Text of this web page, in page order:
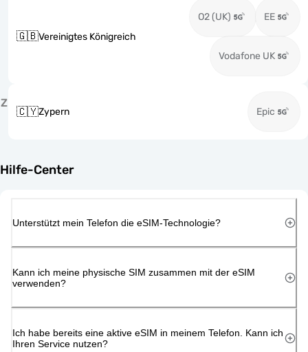
🇬🇧Vereinigtes Königreich
O2 (UK) EE
Vodafone UK
Z
🇨🇾Zypern Epic
Hilfe-Center
Unterstützt mein Telefon die eSIM-Technologie?
Kann ich meine physische SIM zusammen mit der eSIM
verwenden?
Ich habe bereits eine aktive eSIM in meinem Telefon. Kann ich
Ihren Service nutzen?